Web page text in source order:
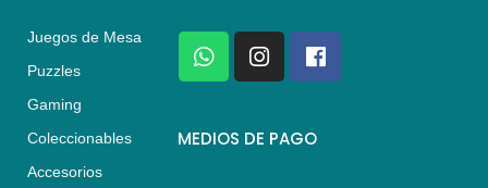
Juegos de Mesa
Puzzles
Gaming
Coleccionables
Accesorios
W
h
a
s
I
n
s
a
F
a
c
b
MEDIOS DE PAGO